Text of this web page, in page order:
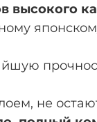
высокого
не